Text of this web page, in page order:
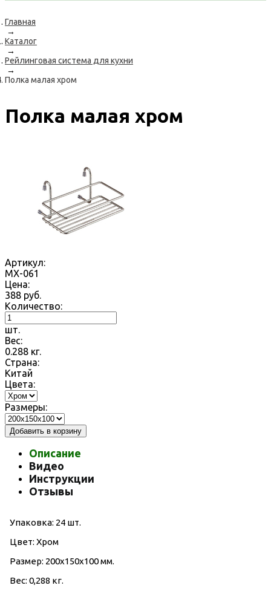
Главная
→
Каталог
→
Рейлинговая система для кухни
→
Полка малая хром
Полка малая хром
Артикул:
MX-061
Цена:
388 руб.
Количество:
шт.
Вес:
0.288 кг.
Страна:
Китай
Цвета:
Размеры:
Добавить в корзину
Описание
Видео
Инструкции
Отзывы
Упаковка: 24 шт.
Цвет: Хром
Размер: 200х150х100 мм.
Вес: 0,288 кг.